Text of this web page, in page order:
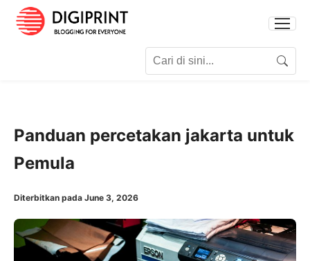
Search
Panduan percetakan jakarta untuk
Pemula
Diterbitkan pada June 3, 2026